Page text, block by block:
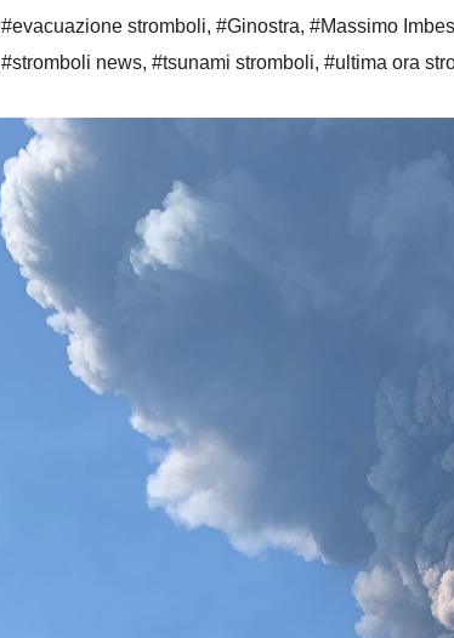
#evacuazione stromboli, #Ginostra, #Massimo
#stromboli news, #tsunami stromboli, #ultima ora